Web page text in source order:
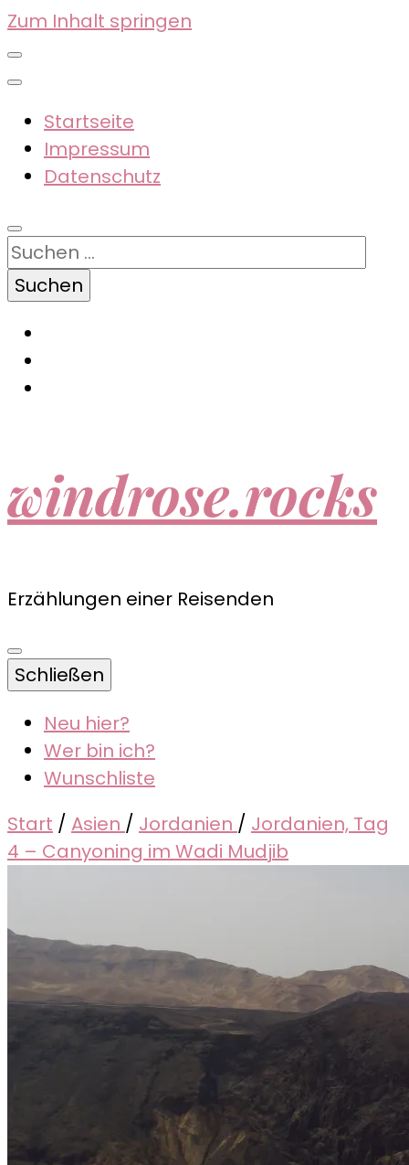
Zum Inhalt springen
Startseite
Impressum
Datenschutz
Suchen
nach:
windrose.rocks
Erzählungen einer Reisenden
Schließen
Neu hier?
Wer bin ich?
Wunschliste
Start / Asien / Jordanien / Jordanien, Tag
4 – Canyoning im Wadi Mudjib